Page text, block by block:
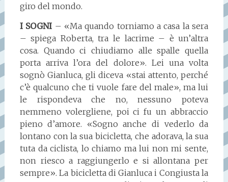
giro del mondo.
I SOGNI – «Ma quando torniamo a casa la sera
– spiega Roberta, tra le lacrime – è un’altra
cosa. Quando ci chiudiamo alle spalle quella
porta arriva l’ora del dolore». Lei una volta
sognò Gianluca, gli diceva «stai attento, perché
c’è qualcuno che ti vuole fare del male», ma lui
le rispondeva che no, nessuno poteva
nemmeno volergliene, poi ci fu un abbraccio
pieno d’amore. «Sogno anche di vederlo da
lontano con la sua bicicletta, che adorava, la sua
tuta da ciclista, lo chiamo ma lui non mi sente,
non riesco a raggiungerlo e si allontana per
sempre». La bicicletta di Gianluca i Congiusta la